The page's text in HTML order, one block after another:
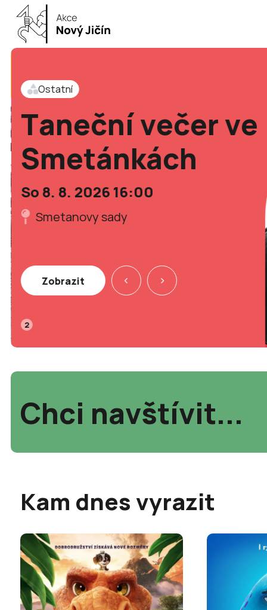
Ostatní
Taneční večer ve
Smetánkách
So 8. 8. 2026 16:00
Smetanovy sady
Zobrazit
2
Chci navštívit...
Kam dnes vyrazit